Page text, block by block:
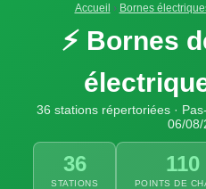
Accueil › Bornes
⚡ Bornes
36 stations répertoriées ·
06/08/
36
STATIONS
110
POINTS DE